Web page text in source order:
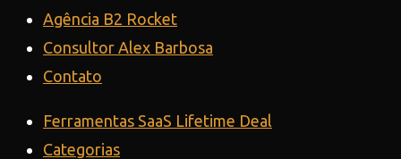
Agência B2 Rocket
Consultor Alex Barbosa
Contato
Ferramentas SaaS Lifetime Deal
Categorias